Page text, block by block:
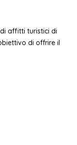
affitti turistici di
di offrire il